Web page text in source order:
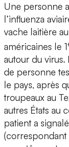
Une personne
l’influenza
vache laitière
américaines le 1
autour du virus.
de personne
le pays, après
troupeaux au
autres États au
patient a
(correspondant